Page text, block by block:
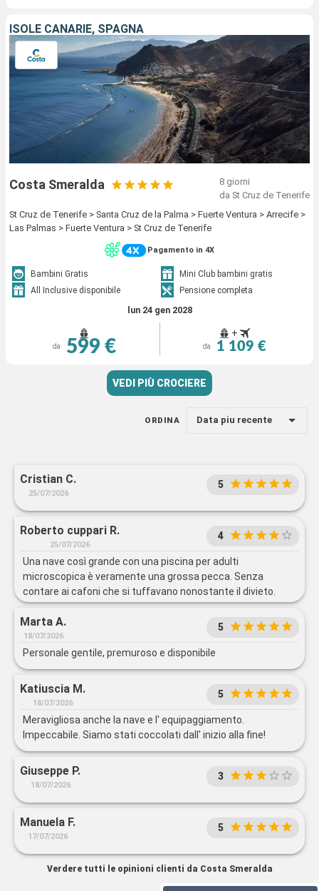
ISOLE CANARIE, SPAGNA
Costa Smeralda
8 giorni
da St Cruz de Tenerife
St Cruz de Tenerife > Santa Cruz de la Palma > Fuerte Ventura > Arrecife >
Las Palmas > Fuerte Ventura > St Cruz de Tenerife
Pagamento in 4X
Bambini Gratis
Mini Club bambini gratis
All Inclusive disponibile
Pensione completa
lun 24 gen 2028
da 599 €
+
da 1 109 €
VEDI PIÙ CROCIERE
ORDINA Data piu recente
Cristian C.
25/07/2026
5
Roberto cuppari R.
25/07/2026
4
Una nave così grande con una piscina per adulti
microscopica è veramente una grossa pecca. Senza
contare ai cafoni che si tuffavano nonostante il divieto.
Tutto per mancanza di controllo. Mai nessun responsabile
che controllasse.
Marta A.
18/07/2026
5
Personale gentile, premuroso e disponibile
Katiuscia M.
18/07/2026
5
Meravigliosa anche la nave e l' equipaggiamento.
Impeccabile. Siamo stati coccolati dall' inizio alla fine!
Giuseppe P.
18/07/2026
3
Manuela F.
17/07/2026
5
Verdere tutti le opinioni clienti da Costa Smeralda